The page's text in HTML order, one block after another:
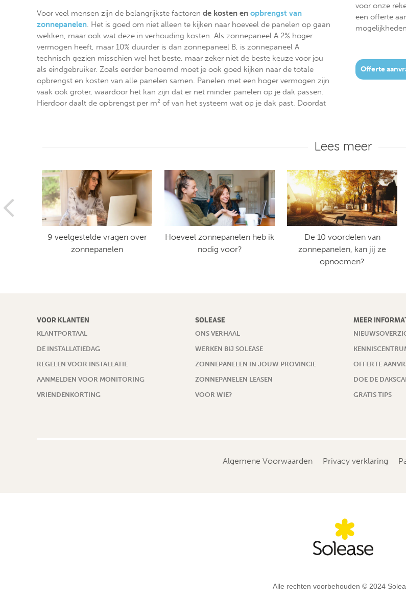
Voor veel mensen zijn de belangrijkste factoren de kosten en opbrengst van
zonnepanelen . Het is goed om niet alleen te kijken naar hoeveel de panelen op gaan
wekken, maar ook wat deze in verhouding kosten. Als zonnepaneel A 2% hoger
vermogen heeft, maar 10% duurder is dan zonnepaneel B, is zonnepaneel A
technisch gezien misschien wel het beste, maar zeker niet de beste keuze voor jou
als eindgebruiker. Zoals eerder benoemd moet je ook goed kijken naar de totale
opbrengst en kosten van alle panelen samen. Panelen met een hoger vermogen zijn
vaak ook groter, waardoor het kan zijn dat er net minder panelen op je dak passen.
Hierdoor daalt de opbrengst per m² of van het systeem wat op je dak past. Doordat
voor onze
een offerte
Offerte
Lees meer
9 veelgestelde vragen over
zonnepanelen
Hoeveel zonnepanelen heb ik
nodig voor?
De 10 voordelen van
zonnepanelen, kan jij ze
opnoemen?
VOOR KLANTEN
KLANTPORTAAL
DE INSTALLATIEDAG
REGELEN VOOR INSTALLATIE
AANMELDEN VOOR MONITORING
VRIENDENKORTING
SOLEASE
ONS VERHAAL
WERKEN BIJ SOLEASE
ZONNEPANELEN IN JOUW PROVINCIE
ZONNEPANELEN LEASEN
VOOR WIE?
MEER
OFFERTE
DOE DE
GRATIS TIPS
Algemene Voorwaarden Privacy verklaring
Alle rechten voorbehouden © 2024